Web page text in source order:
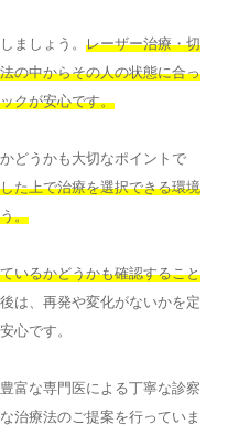
ましょう。 レーザー治療・切
の中からその人の状態に合っ
クが安心です。
どうかも大切なポイントで
た上で治療を選択できる環境
。
いるかどうかも確認すること
は、再発や変化がないかを定
心です。
富な専門医による丁寧な診察
治療法のご提案を行っていま